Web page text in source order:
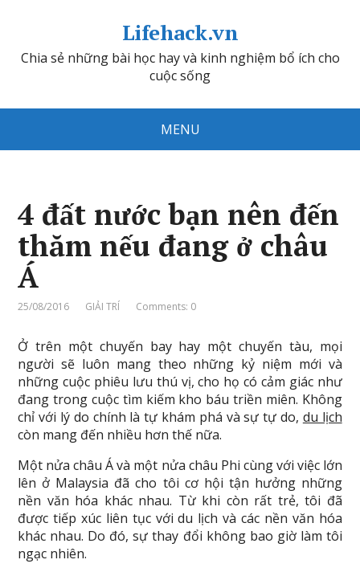
Lifehack.vn
Chia sẻ những bài học hay và kinh nghiệm bổ ích cho
cuộc sống
MENU
4 đất nước bạn nên đến
thăm nếu đang ở châu
Á
25/08/2016 GIẢI TRÍ Comments: 0
Ở trên một chuyến bay hay một chuyến tàu, mọi
người sẽ luôn mang theo những kỷ niệm mới và
những cuộc phiêu lưu thú vị, cho họ có cảm giác như
đang trong cuộc tìm kiếm kho báu triền miên. Không
chỉ với lý do chính là tự khám phá và sự tự do, du lịch
còn mang đến nhiều hơn thế nữa.
Một nửa châu Á và một nửa châu Phi cùng với việc lớn
lên ở Malaysia đã cho tôi cơ hội tận hưởng những
nền văn hóa khác nhau. Từ khi còn rất trẻ, tôi đã
được tiếp xúc liên tục với du lịch và các nền văn hóa
khác nhau. Do đó, sự thay đổi không bao giờ làm tôi
ngạc nhiên.